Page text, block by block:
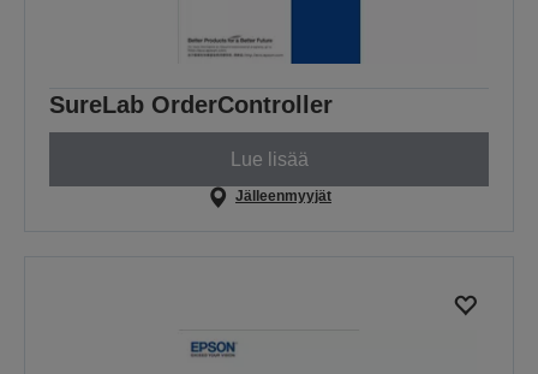
SureLab OrderController
Lue lisää
Jälleenmyyjät